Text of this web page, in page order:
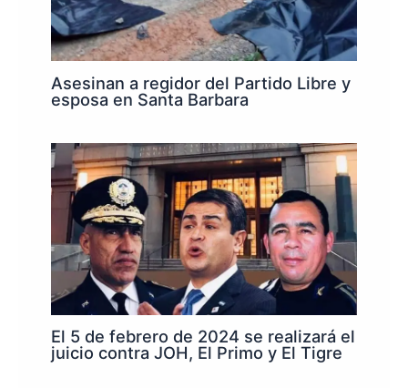
Asesinan a regidor del Partido Libre y
esposa en Santa Barbara
El 5 de febrero de 2024 se realizará el
juicio contra JOH, El Primo y El Tigre